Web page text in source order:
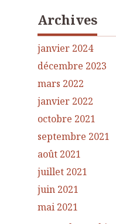
Archives
janvier 2024
décembre 2023
mars 2022
janvier 2022
octobre 2021
septembre 2021
août 2021
juillet 2021
juin 2021
mai 2021